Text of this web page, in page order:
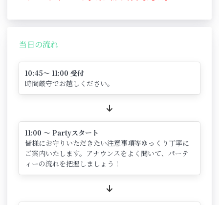
当日の流れ
10:45～ 11:00 受付
時間厳守でお越しください。
11:00 ～ Partyスタート
皆様にお守りいただきたい注意事項等ゆっくり丁寧に
ご案内いたします。アナウンスをよく聞いて、パーテ
ィーの流れを把握しましょう！